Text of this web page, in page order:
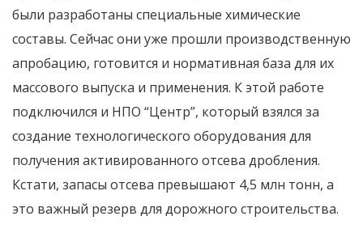
были разработаны специальные химические
составы. Сейчас они уже прошли производственную
апробацию, готовится и нормативная база для их
массового выпуска и применения. К этой работе
подключился и НПО “Центр”, который взялся за
создание технологического оборудования для
получения активированного отсева дробления.
Кстати, запасы отсева превышают 4,5 млн тонн, а
это важный резерв для дорожного строительства.